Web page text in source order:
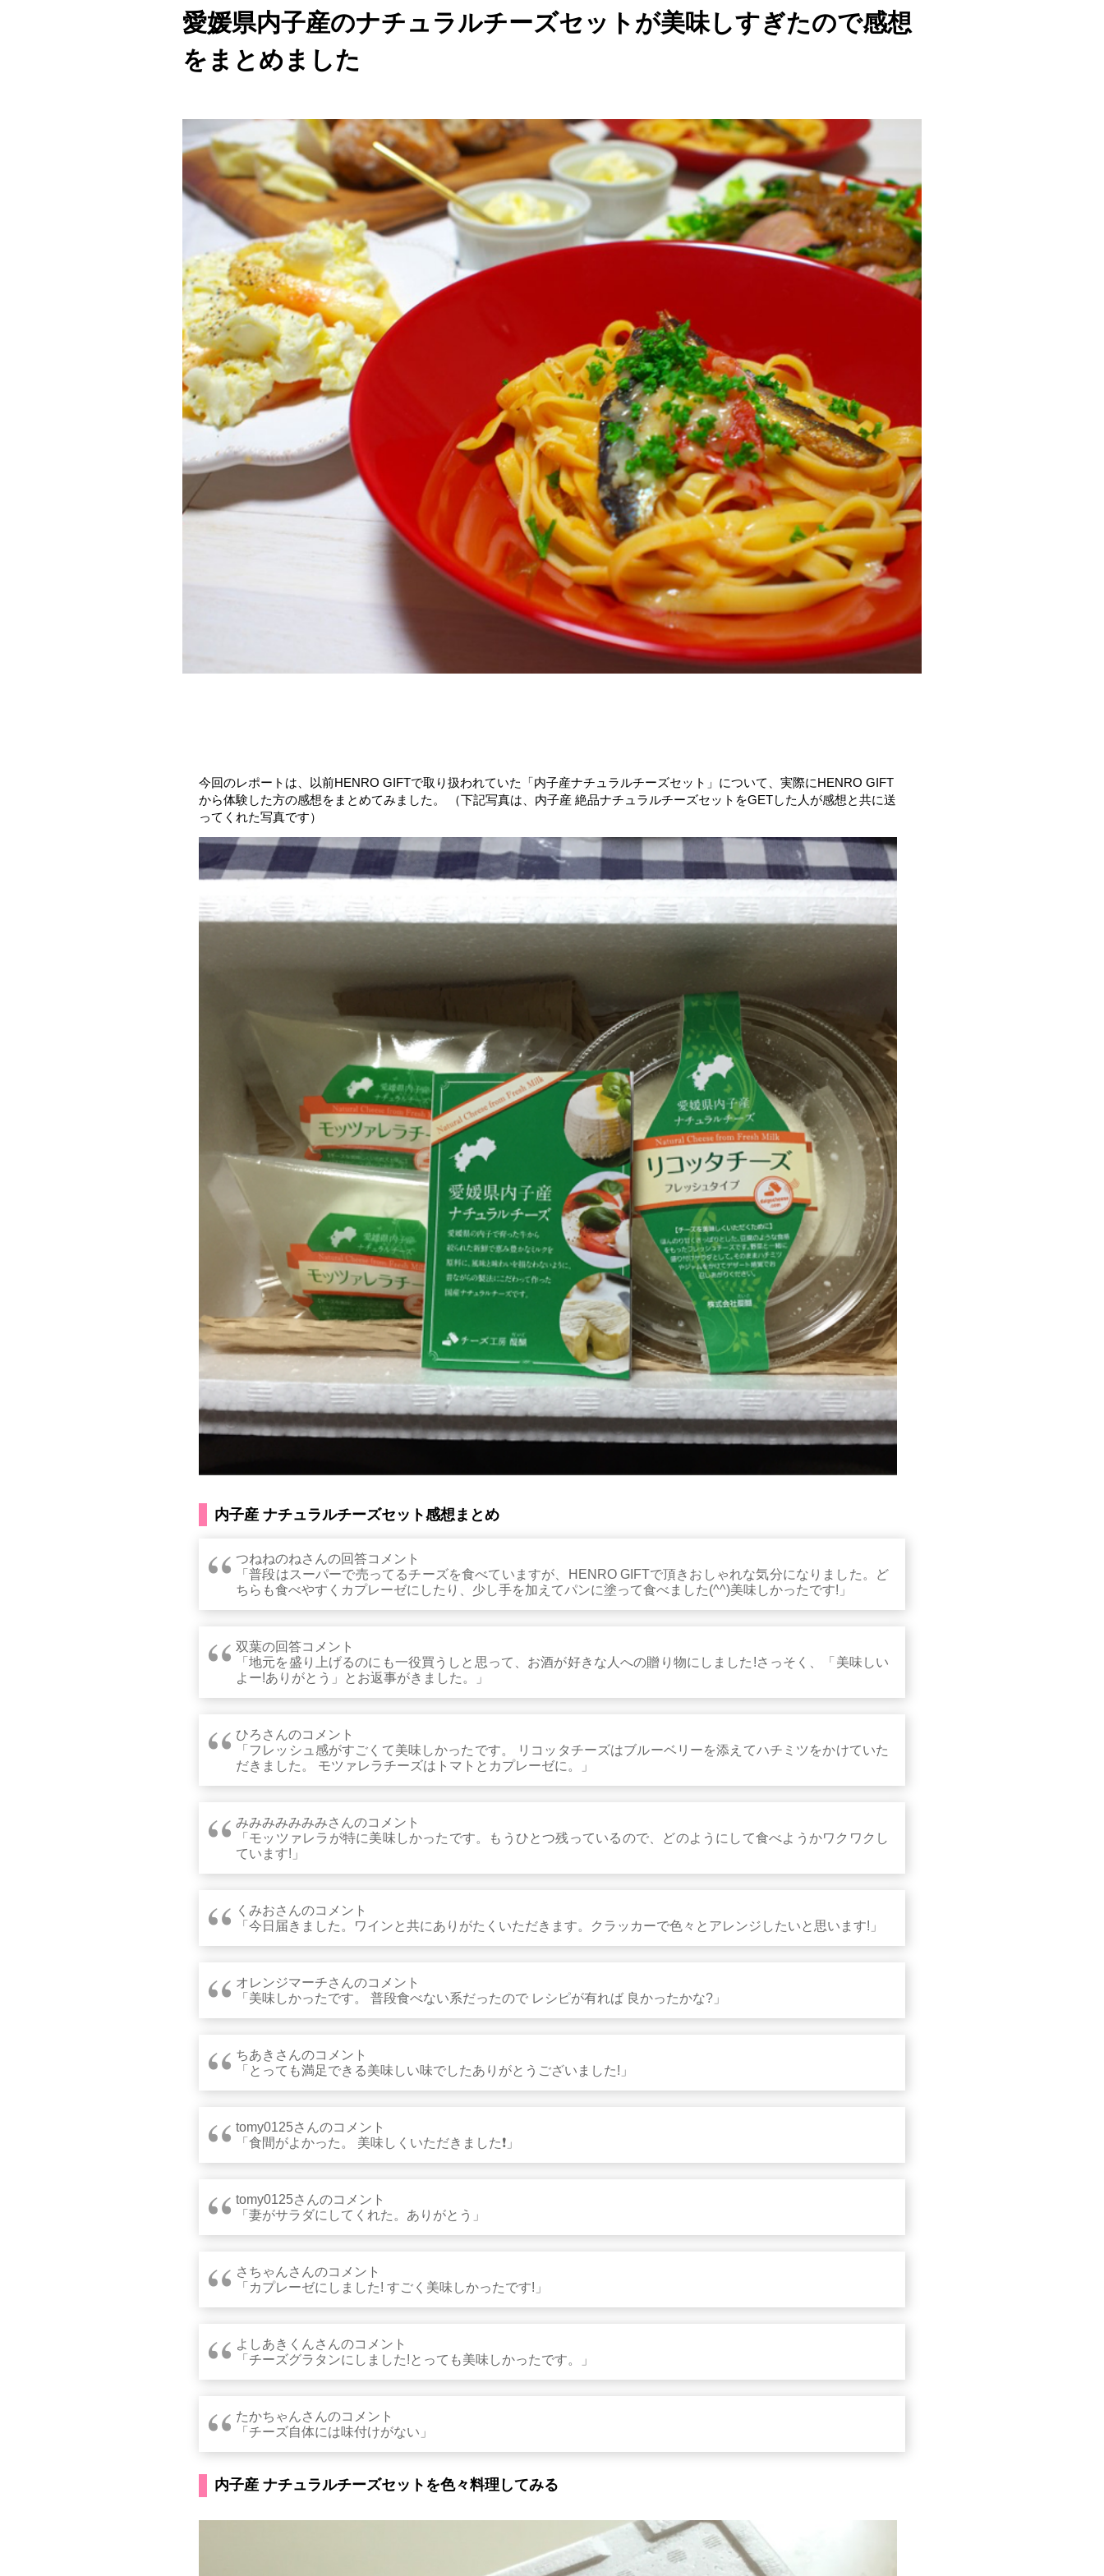
愛媛県内子産のナチュラルチーズセットが美味しすぎたので感想
をまとめました
今回のレポートは、以前HENRO GIFTで取り扱われていた「内子産ナチュラルチーズセット」について、実際にHENRO GIFT
から体験した方の感想をまとめてみました。 （下記写真は、内子産 絶品ナチュラルチーズセットをGETした人が感想と共に送
ってくれた写真です）
内子産 ナチュラルチーズセット感想まとめ
つねねのねさんの回答コメント
「普段はスーパーで売ってるチーズを食べていますが、HENRO GIFTで頂きおしゃれな気分になりました。ど
ちらも食べやすくカプレーゼにしたり、少し手を加えてパンに塗って食べました(^^)美味しかったです!」
双葉の回答コメント
「地元を盛り上げるのにも一役買うしと思って、お酒が好きな人への贈り物にしました!さっそく、「美味しい
よー!ありがとう」とお返事がきました。」
ひろさんのコメント
「フレッシュ感がすごくて美味しかったです。 リコッタチーズはブルーベリーを添えてハチミツをかけていた
だきました。 モツァレラチーズはトマトとカプレーゼに。」
みみみみみみみさんのコメント
「モッツァレラが特に美味しかったです。もうひとつ残っているので、どのようにして食べようかワクワクし
ています!」
くみおさんのコメント
「今日届きました。ワインと共にありがたくいただきます。クラッカーで色々とアレンジしたいと思います!」
オレンジマーチさんのコメント
「美味しかったです。 普段食べない系だったので レシピが有れば 良かったかな?」
ちあきさんのコメント
「とっても満足できる美味しい味でしたありがとうございました!」
tomy0125さんのコメント
「食間がよかった。 美味しくいただきました❗」
tomy0125さんのコメント
「妻がサラダにしてくれた。ありがとう」
さちゃんさんのコメント
「カプレーゼにしました! すごく美味しかったです!」
よしあきくんさんのコメント
「チーズグラタンにしました!とっても美味しかったです。」
たかちゃんさんのコメント
「チーズ自体には味付けがない」
内子産 ナチュラルチーズセットを色々料理してみる